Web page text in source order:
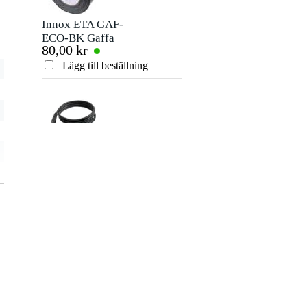
Innox ETA GAF-
ECO-BK Gaffa
Tape 50 mm x 50 m
svart
80,00 kr
Lägg till beställning